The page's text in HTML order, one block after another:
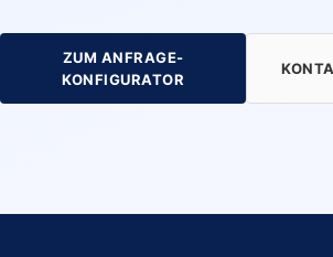
ZUM ANFRAGE-
KONFIGURATOR